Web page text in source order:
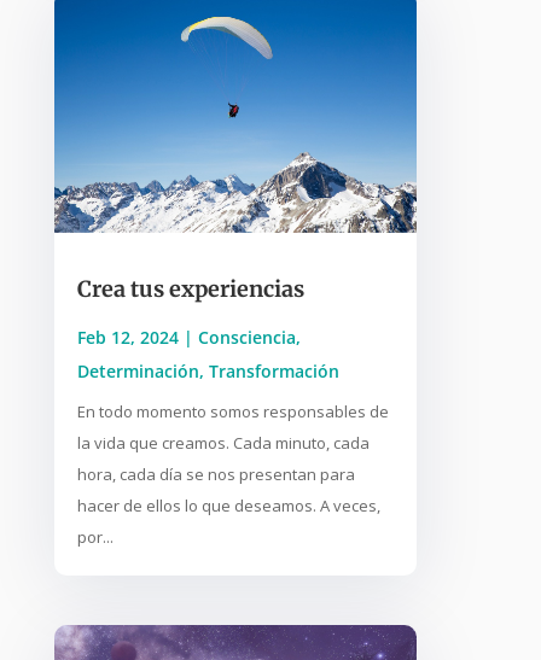
Crea tus experiencias
Feb 12, 2024| Consciencia,
Determinación, Transformación
En todo momento somos responsables de
la vida que creamos. Cada minuto, cada
hora, cada día se nos presentan para
hacer de ellos lo que deseamos. A veces,
por...